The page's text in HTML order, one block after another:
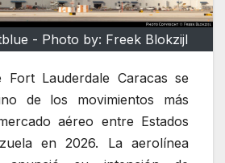
- Photo by: Freek Blokzijl
Lauderdale Caracas se
de los movimientos más
aéreo entre Estados
en 2026. La aerolínea